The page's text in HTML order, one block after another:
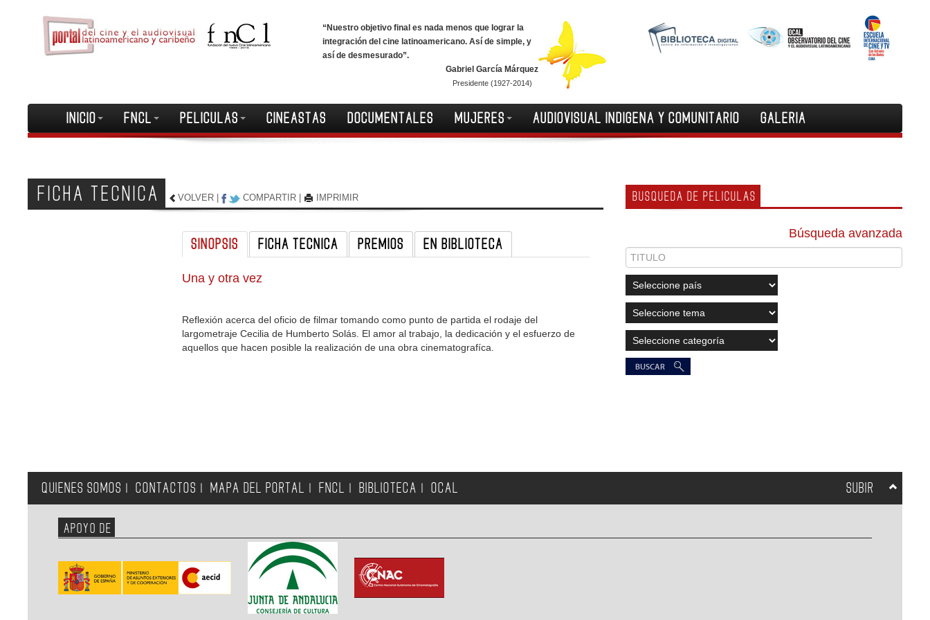
“Nuestro objetivo final es nada menos que lograr la
integración del cine latinoamericano. Así de simple, y
así de desmesurado”.
Gabriel García Márquez
Presidente (1927-2014)
INICIO FNCL PELICULAS CINEASTAS DOCUMENTALES MUJERES AUDIOVISUAL INDIGENA Y COMUNITARIO GALERIA
FICHA TECNICA VOLVER COMPARTIR IMPRIMIR
SINOPSIS FICHA TECNICA PREMIOS EN BIBLIOTECA
Una y otra vez
Reflexión acerca del oficio de filmar tomando como punto de partida el rodaje del
largometraje Cecilia de Humberto Solás. El amor al trabajo, la dedicación y el esfuerzo de
aquellos que hacen posible la realización de una obra cinematografíca.
BUSQUEDA DE PELICULAS
Búsqueda avanzada
QUIENES SOMOS CONTACTOS MAPA DEL PORTAL FNCL BIBLIOTECA OCAL SUBIR
APOYO DE